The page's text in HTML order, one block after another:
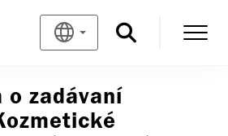
o zadávaní